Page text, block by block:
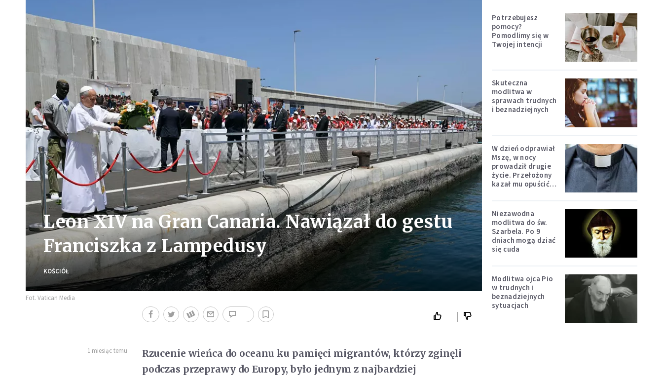
Leon XIV na Gran Canaria. Nawiązał do gestu
Franciszka z Lampedusy
KOŚCIÓŁ
Fot. Vatican Media
1 miesiąc temu
Rzucenie wieńca do oceanu ku pamięci migrantów, którzy zginęli
podczas przeprawy do Europy, było jednym z najbardziej
Potrzebujesz
pomocy?
Pomodlimy się w
Twojej intencji
Skuteczna
modlitwa w
sprawach trudnych
i beznadziejnych
W dzień odprawiał
Mszę, w nocy
prowadził drugie
życie. Przełożony
kazał mu opuścić
Niezawodna
modlitwa do św.
Szarbela. Po 9
dniach mogą dziać
się cuda
Modlitwa ojca Pio
w trudnych i
beznadziejnych
sytuacjach